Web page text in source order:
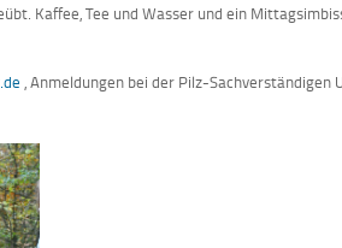
Kaffee, Tee und Wasser und ein
, Anmeldungen bei der Pilz-Sachverständigen